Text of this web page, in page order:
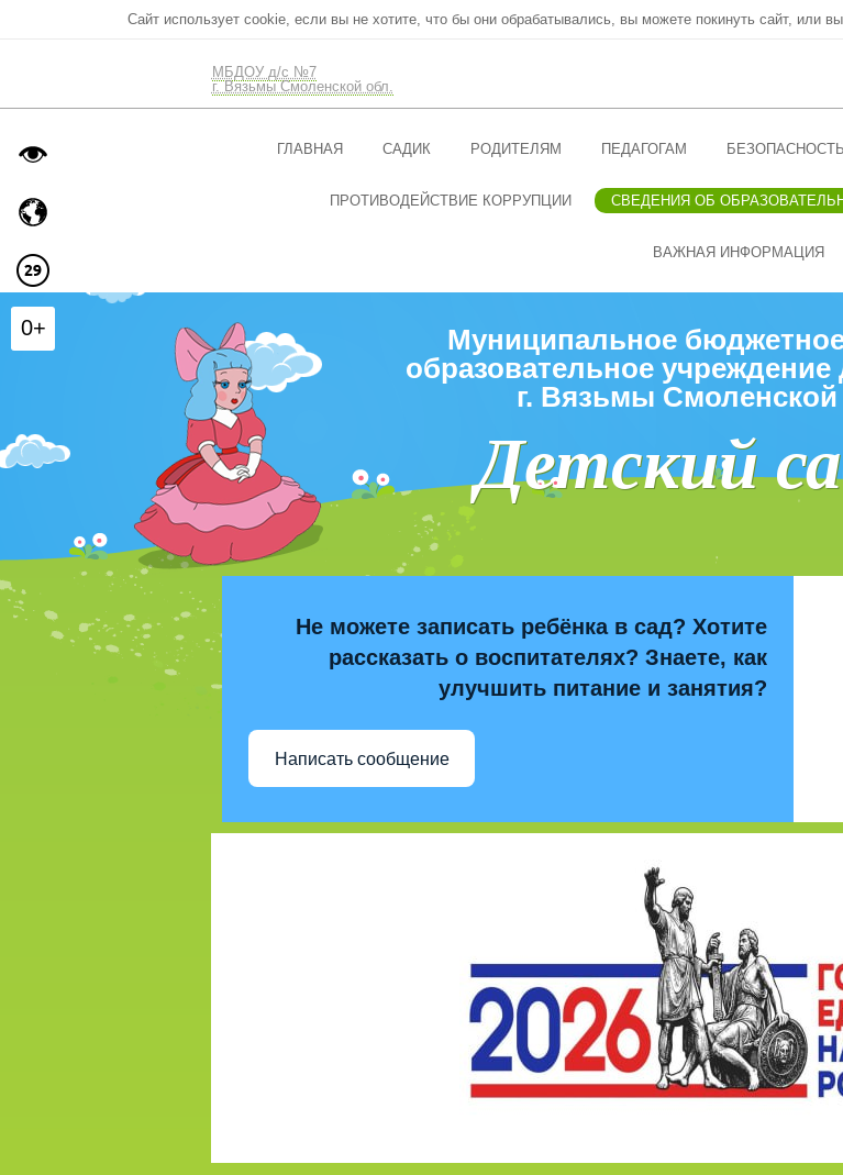
Сайт использует cookie, если вы не хотите, что бы они обрабатывались, вы можете покинуть сайт, или
МБДОУ д/с №7
г. Вязьмы Смоленской обл.
ГЛАВНАЯ САДИК РОДИТЕЛЯМ ПЕДАГОГАМ
ПРОТИВОДЕЙСТВИЕ КОРРУПЦИИ СВЕДЕНИЯ ОБ
ВАЖНАЯ ИНФОРМАЦИЯ
Муниципальное
образовательное
г. Вязьмы Смоленской
Детский
Не можете записать ребёнка в сад? Хотите
рассказать о воспитателях? Знаете, как
улучшить питание и занятия?
Написать сообщение
0+